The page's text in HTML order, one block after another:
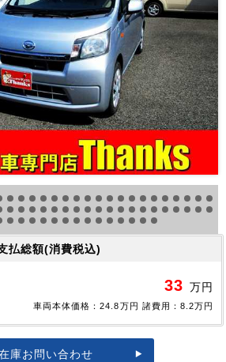
払総額(消費税込)
33 万円
車両本体価格：24.8万円 諸費用：8.2万円
庫お問い合わせ